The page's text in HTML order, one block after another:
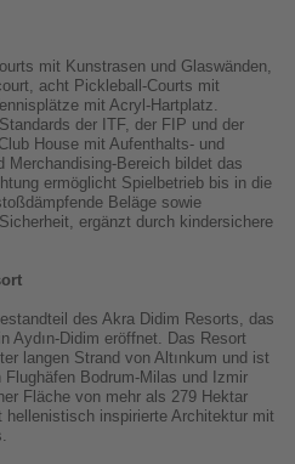
mit Kunstrasen und Glaswänden,
acht Pickleball-Courts mit
mit Acryl-Hartplatz.
der ITF, der FIP und der
House mit Aufenthalts- und
Merchandising-Bereich bildet das
ermöglicht Spielbetrieb bis in die
Beläge sowie
ergänzt durch kindersichere
des Akra Didim Resorts, das
Aydın-Didim eröffnet. Das Resort
langen Strand von Altınkum und ist
Bodrum-Milas und Izmir
Fläche von mehr als 279 Hektar
hellenistisch inspirierte Architektur mit